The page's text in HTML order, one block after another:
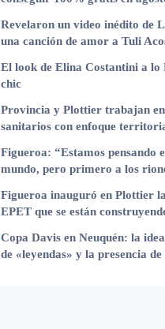
Revelaron un video inédito de
una canción de amor a Tuli
El look de Elina Costantini a
chic
Provincia y Plottier trabajan
sanitarios con enfoque
Figueroa: “Estamos pensando
mundo, pero primero a los
Figueroa inauguró en Plottier
EPET que se están
Copa Davis en Neuquén: la
de «leyendas» y la presencia